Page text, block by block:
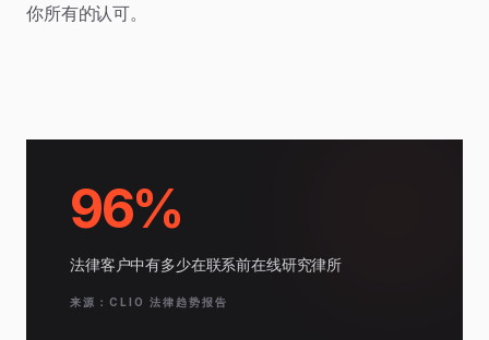
你所有的认可。
96%
法律客户中有多少在联系前在线研究律所
来源：CLIO 法律趋势报告